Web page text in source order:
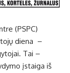
(PSPC)
diena –
Tai –
įstaiga iš